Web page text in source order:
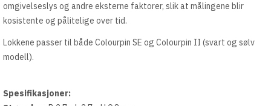
omgivelseslys og andre eksterne faktorer, slik at målingene blir
kosistente og pålitelige over tid.
Lokkene passer til både Colourpin SE og Colourpin II (svart og sølv
modell).
Spesifikasjoner: